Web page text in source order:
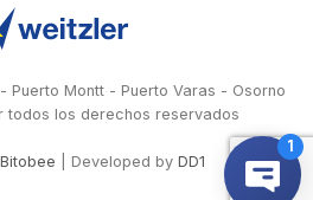
Puerto Montt - Puerto Varas - Osorno
todos los derechos reservados
Bitobee | Developed by DD1